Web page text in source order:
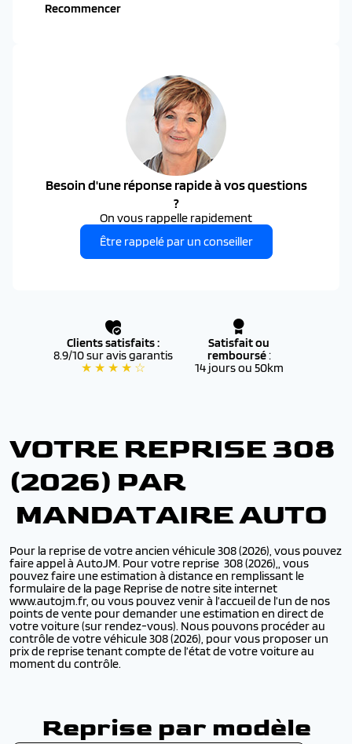
Recommencer
Besoin d'une réponse rapide à vos questions
?
On vous rappelle rapidement
Être rappelé par un conseiller
Clients satisfaits :
8.9/10 sur avis garantis
★ ★ ★ ★ ☆
Satisfait ou
remboursé:
14 jours ou 50km
VOTRE REPRISE 308
(2026) PAR
MANDATAIRE AUTO
Pour la reprise de votre ancien véhicule 308 (2026), vous pouvez
faire appel à AutoJM. Pour votre reprise 308 (2026),, vous
pouvez faire une estimation à distance en remplissant le
formulaire de la page Reprise de notre site internet
www.autojm.fr, ou vous pouvez venir à l’accueil de l’un de nos
points de vente pour demander une estimation en direct de
votre voiture (sur rendez-vous). Nous pouvons procéder au
contrôle de votre véhicule 308 (2026), pour vous proposer un
prix de reprise tenant compte de l’état de votre voiture au
moment du contrôle.
Reprise par modèle